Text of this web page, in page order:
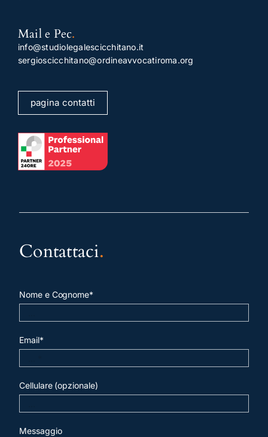
Mail e Pec.
info@studiolegalescicchitano.it
sergioscicchitano@ordineavvocatiroma.org
pagina contatti
Contattaci.
Nome e Cognome*
Email*
Cellulare (opzionale)
Messaggio